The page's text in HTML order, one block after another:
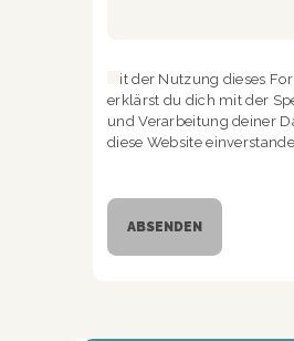
Mit der Nutzung dieses
erklärst du dich mit der
und Verarbeitung deiner
diese Website